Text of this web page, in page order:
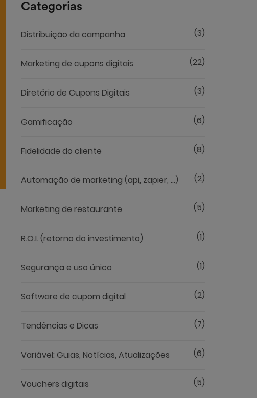
Categorias
Distribuição da campanha (3)
Marketing de cupons digitais (22)
Diretório de Cupons Digitais (3)
Gamificação (6)
Fidelidade do cliente (8)
Automação de marketing (api, zapier, ...) (2)
Marketing de restaurante (5)
R.O.I. (retorno do investimento) (1)
Segurança e uso único (1)
Software de cupom digital (2)
Tendências e Dicas (7)
Variável: Guias, Notícias, Atualizações (6)
Vouchers digitais (5)